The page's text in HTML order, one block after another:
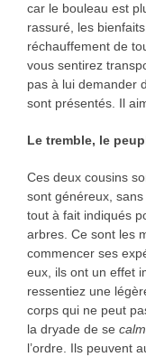
car le bouleau est
rassuré, les
réchauffement de
vous sentirez
pas à lui demander
sont présentés. Il
Le tremble, le
Ces deux cousins
sont généreux,
tout à fait indiqués
arbres. Ce sont les
commencer ses
eux, ils ont un effet
ressentiez une
corps qui ne peut
la dryade de se
l’ordre. Ils peuvent